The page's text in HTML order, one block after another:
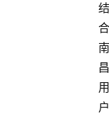
结
合
南
昌
用
户